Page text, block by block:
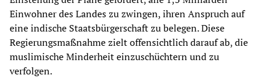
Einwohner des Landes zu zwingen, ihren Anspruch auf
eine indische Staatsbürgerschaft zu belegen. Diese
Regierungsmaßnahme zielt offensichtlich darauf ab, die
muslimische Minderheit einzuschüchtern und zu
verfolgen.